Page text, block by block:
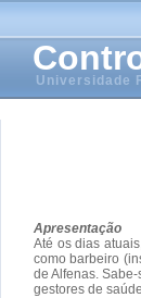
Universidade
Apresentação
Até os dias
como barbeiro
de Alfenas.
gestores de